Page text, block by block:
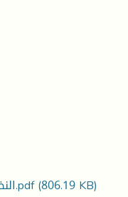
النظريات اللسانية الحديثة وتحليل الخطاب.pdf(806.19 KB)